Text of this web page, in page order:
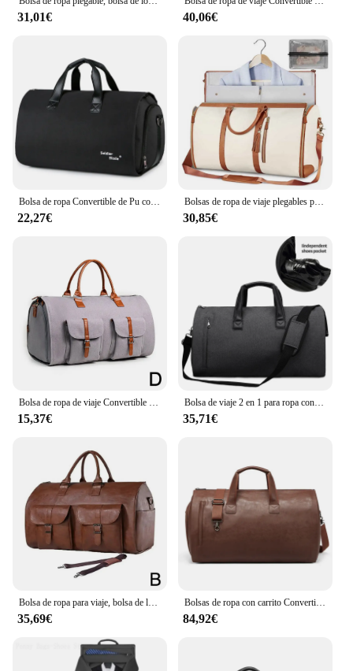
31,01€ 40,06€
22,27€
Bolsas de ropa de viaje plegables para mujer, bolsos de lona de cuero PU de gran capacidad, bolso Convertible de viaje de negocios portátil con bolsas de zapatos
30,85€
15,37€
Bolsa de viaje 2 en 1 para ropa con compartimento para zapatos, traje Convertible, bolsa de lona de viaje, bolsa de transporte con correa para el hombro para equipaje
35,71€
Bolsa de ropa para viaje, bolsa de lona Convertible, impermeable, PU, grande, 2 en 1, R5X2
35,69€
Bolsas de ropa con carrito Convertible para viaje, bolsa de lona de gran capacidad con bolsa de zapatos, bolsas de equipaje de viaje de negocios de fin de semana, nuevo
84,92€